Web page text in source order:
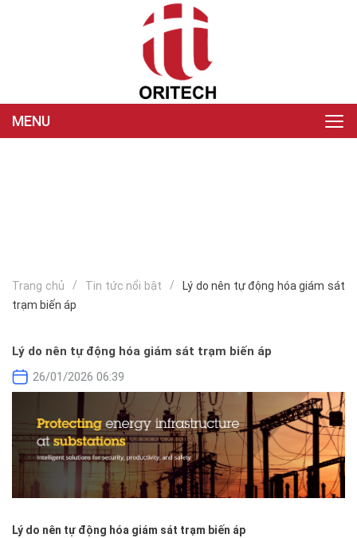
MENU
Trang chủ Tin tức nổi bật
Lý do nên tự động hóa giám sát
trạm biến áp
Lý do nên tự động hóa giám sát trạm biến áp
26/01/2026 06:39
Lý do nên tự động hóa giám sát trạm biến áp